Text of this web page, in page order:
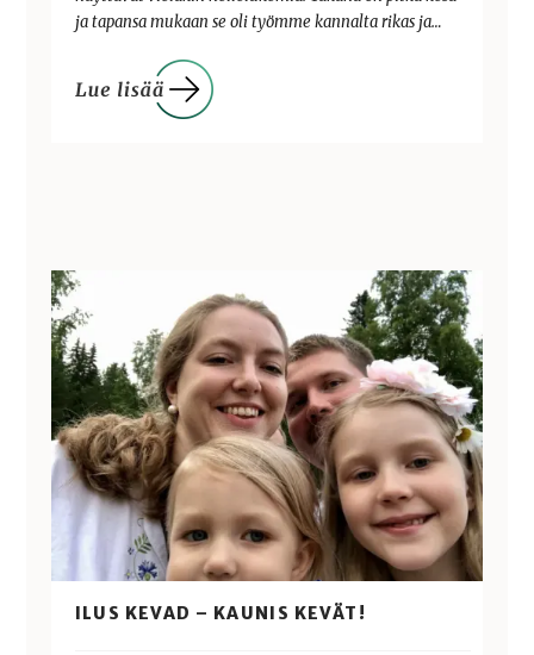
ja tapansa mukaan se oli työmme kannalta rikas ja…
ILUS KEVAD – KAUNIS KEVÄT!